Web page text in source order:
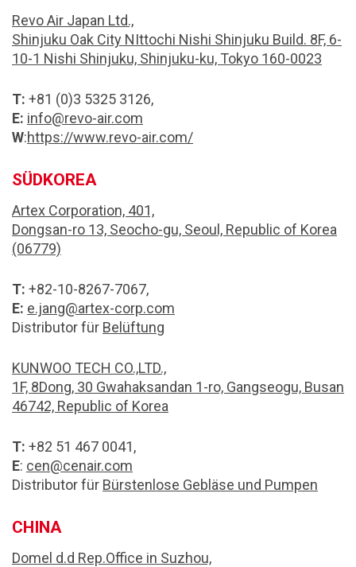
Revo Air Japan Ltd.,
Shinjuku Oak City NIttochi Nishi Shinjuku Build. 8F, 6-
10-1 Nishi Shinjuku, Shinjuku-ku, Tokyo 160-0023
T: +81 (0)3 5325 3126,
E: info@revo-air.com
W:https://www.revo-air.com/
SÜDKOREA
Artex Corporation, 401,
Dongsan-ro 13, Seocho-gu, Seoul, Republic of Korea
(06779)
T: +82-10-8267-7067,
E: e.jang@artex-corp.com
Distributor für Belüftung
KUNWOO TECH CO.,LTD.,
1F, 8Dong, 30 Gwahaksandan 1-ro, Gangseogu, Busan
46742, Republic of Korea
T: +82 51 467 0041,
E: cen@cenair.com
Distributor für Bürstenlose Gebläse und Pumpen
CHINA
Domel d.d Rep.Office in Suzhou,